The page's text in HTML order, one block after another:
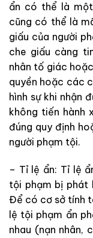
ẩn có thể là
cũng có thể là
giấu của người
che giấu càng
nhân tố giác
quyền hoặc các
hình sự khi nhận
không tiến hành
đúng quy định
người phạm tội.
– Tỉ lệ ẩn: Tỉ lệ
tội phạm bị phát
Để có cơ sở tính
lệ tội phạm ẩn
nhau (nạn nhân,